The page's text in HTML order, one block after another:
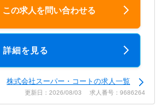
この求人を問い合わせる
詳細を見る
株式会社スーパー・コートの求人一覧
更新日：2026/08/03 求人番号：9686264